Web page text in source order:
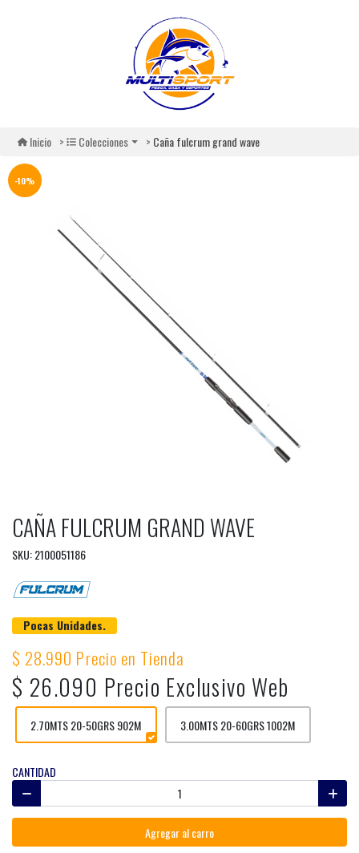
Inicio Colecciones Caña fulcrum grand wave
-10%
CAÑA FULCRUM GRAND WAVE
SKU: 2100051186
Pocas Unidades.
$ 28.990 Precio en Tienda
$ 26.090 Precio Exclusivo Web
2.70MTS 20-50GRS 902M 3.00MTS 20-60GRS 1002M
CANTIDAD
Agregar al carro